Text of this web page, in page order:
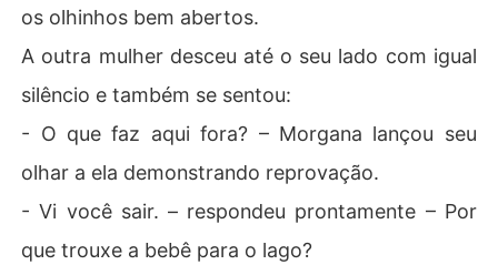
os olhinhos bem abertos.
A outra mulher desceu até o seu lado com igual
silêncio e também se sentou:
- O que faz aqui fora? – Morgana lançou seu
olhar a ela demonstrando reprovação.
- Vi você sair. – respondeu prontamente – Por
que trouxe a bebê para o lago?